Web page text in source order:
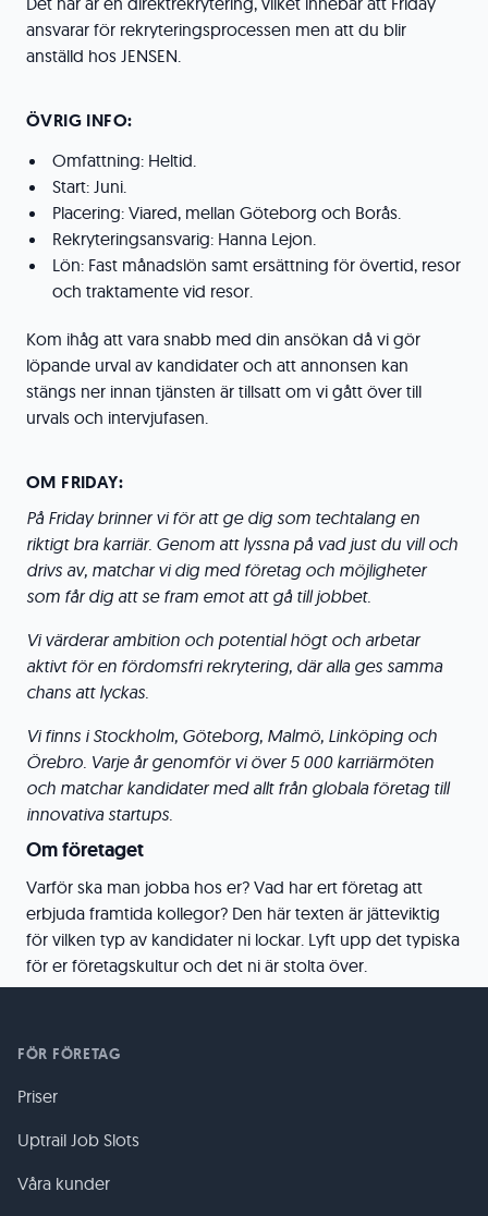
ansvarar för rekryteringsprocessen men att du blir
anställd hos JENSEN.
ÖVRIG INFO:
Omfattning: Heltid.
Start: Juni.
Placering: Viared, mellan Göteborg och Borås.
Rekryteringsansvarig: Hanna Lejon.
Lön: Fast månadslön samt ersättning för övertid, resor
och traktamente vid resor.
Kom ihåg att vara snabb med din ansökan då vi gör
löpande urval av kandidater och att annonsen kan
stängs ner innan tjänsten är tillsatt om vi gått över till
urvals och intervjufasen.
OM FRIDAY:
På Friday brinner vi för att ge dig som techtalang en
riktigt bra karriär. Genom att lyssna på vad just du vill och
drivs av, matchar vi dig med företag och möjligheter
som får dig att se fram emot att gå till jobbet.
Vi värderar ambition och potential högt och arbetar
aktivt för en fördomsfri rekrytering, där alla ges samma
chans att lyckas.
Vi finns i Stockholm, Göteborg, Malmö, Linköping och
Örebro. Varje år genomför vi över 5 000 karriärmöten
och matchar kandidater med allt från globala företag till
innovativa startups.
Om företaget
Varför ska man jobba hos er? Vad har ert företag att
erbjuda framtida kollegor? Den här texten är jätteviktig
för vilken typ av kandidater ni lockar. Lyft upp det typiska
för er företagskultur och det ni är stolta över.
FÖR FÖRETAG
Priser
Uptrail Job Slots
Våra kunder